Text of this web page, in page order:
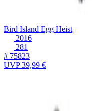
Bird Island Egg Heist
2016
281
# 75823
UVP39,99 €